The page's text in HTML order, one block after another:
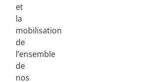
et
la
mobilisation
de
l’ensemble
de
nos